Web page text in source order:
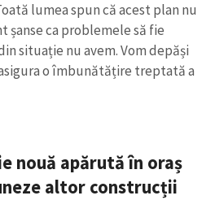
lumea spun că acest plan nu
șanse ca problemele să fie
situație nu avem. Vom depăși
o îmbunătățire treptată a
nouă apărută în oraș
altor construcții